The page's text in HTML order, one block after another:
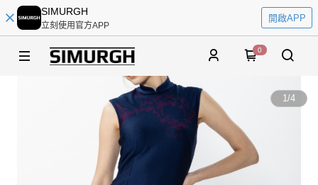
SIMURGH
立刻使用官方APP
開啟APP
0
1/4